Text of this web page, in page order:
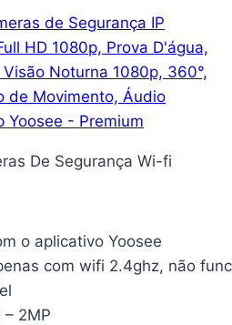
De Segurança Wi-fi
o aplicativo Yoosee
com wifi 2.4ghz, não
– 2MP